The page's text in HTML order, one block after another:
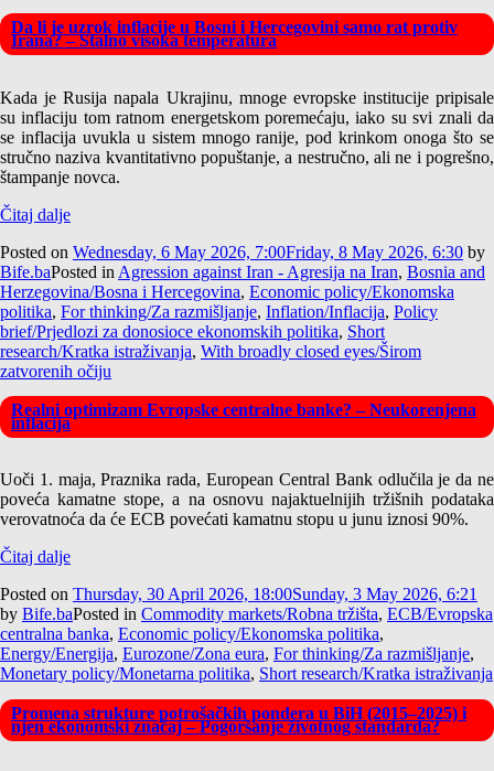
Da li je uzrok inflacije u Bosni i Hercegovini samo rat protiv
Irana? – Stalno visoka temperatura
Kada je Rusija napala Ukrajinu, mnoge evropske institucije pripisale
su inflaciju tom ratnom energetskom poremećaju, iako su svi znali da
se inflacija uvukla u sistem mnogo ranije, pod krinkom onoga što se
stručno naziva kvantitativno popuštanje, a nestručno, ali ne i pogrešno,
štampanje novca.
Čitaj dalje
Posted on Wednesday, 6 May 2026, 7:00Friday, 8 May 2026, 6:30 by
Bife.baPosted in Agression against Iran - Agresija na Iran, Bosnia and
Herzegovina/Bosna i Hercegovina, Economic policy/Ekonomska
politika, For thinking/Za razmišljanje, Inflation/Inflacija, Policy
brief/Prjedlozi za donosioce ekonomskih politika, Short
research/Kratka istraživanja, With broadly closed eyes/Širom
zatvorenih očiju
Realni optimizam Evropske centralne banke? – Neukorenjena
inflacija
Uoči 1. maja, Praznika rada,European Central Bankodlučila je da ne
poveća kamatne stope, a na osnovu najaktuelnijih tržišnih podataka
verovatnoća da će ECB povećati kamatnu stopu u junu iznosi 90%.
Čitaj dalje
Posted on Thursday, 30 April 2026, 18:00Sunday, 3 May 2026, 6:21
by Bife.baPosted in Commodity markets/Robna tržišta, ECB/Evropska
centralna banka, Economic policy/Ekonomska politika,
Energy/Energija, Eurozone/Zona eura, For thinking/Za razmišljanje,
Monetary policy/Monetarna politika, Short research/Kratka istraživanja
Promena strukture potrošačkih pondera u BiH (2015–2025) i
njen ekonomski značaj – Pogoršanje životnog standarda?